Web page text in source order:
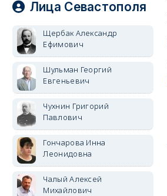
Лица Севастополя
Щербак Александр
Ефимович
Шульман Георгий
Евгеньевич
Чухнин Григорий
Павлович
Гончарова Инна
Леонидовна
Чалый Алексей
Михайлович